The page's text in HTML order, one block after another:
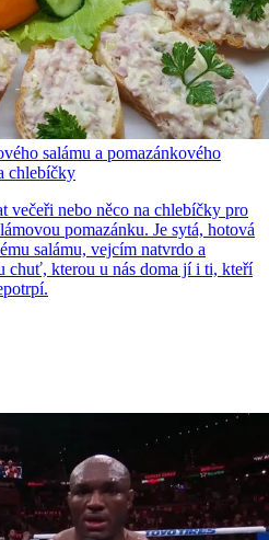
salámu a pomazánkového
chlebíčky
večeři nebo něco na chlebíčky pro
pomazánku. Je sytá, hotová
salámu, vejcím natvrdo a
chuť, kterou u nás doma jí i ti, kteří